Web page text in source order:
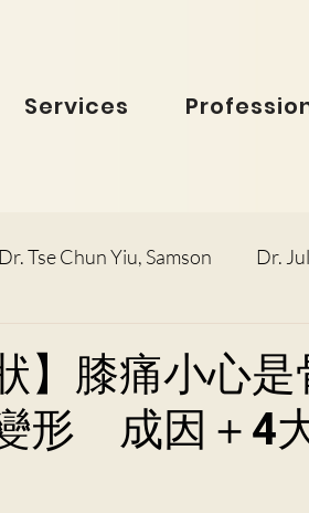
Services
Dr. Tse Chun Yiu, Samson Dr.
Man Hin, Menelik Urology
】膝痛小心
形 成因＋4